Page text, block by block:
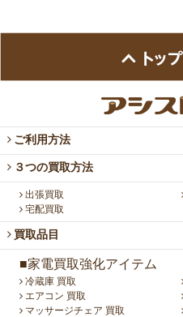
ご利用方法
３つの買取方法
出張買取
宅配買取
買取品目
■家電買取強化アイテム
冷蔵庫 買取
エアコン 買取
マッサージチェア 買取